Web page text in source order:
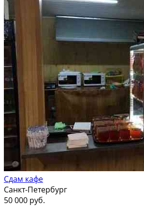
Сдам кафе
Санкт-Петербург
50 000 руб.